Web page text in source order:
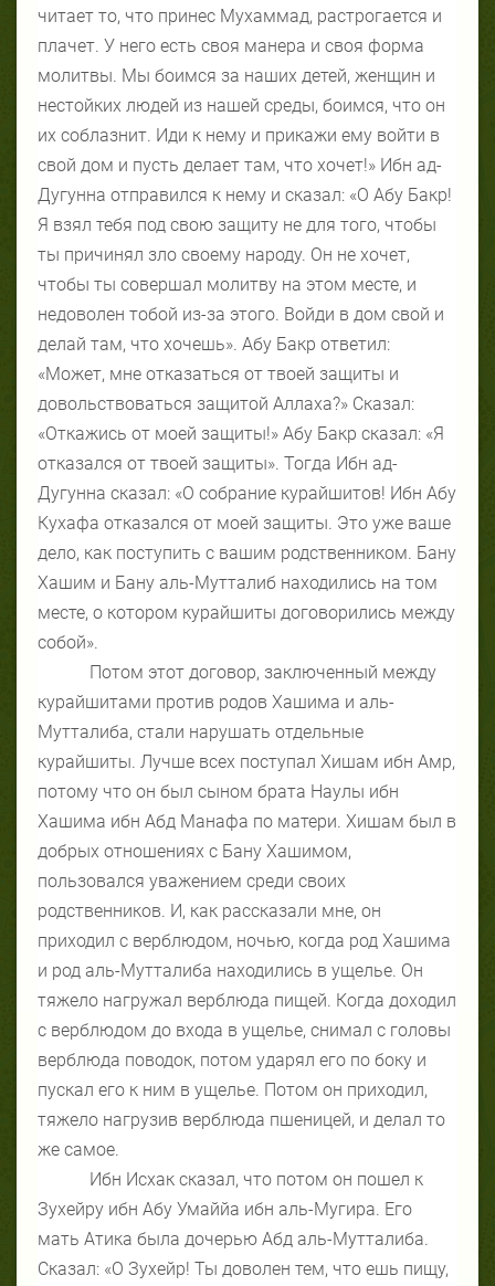
читает то, что принес Мухаммад, растрогается и
плачет. У него есть своя манера и своя форма
молитвы. Мы боимся за наших детей, женщин и
нестойких людей из нашей среды, боимся, что он
их соблазнит. Иди к нему и прикажи ему войти в
свой дом и пусть делает там, что хочет!» Ибн ад-
Дугунна отправился к нему и сказал: «О Абу Бакр!
Я взял тебя под свою защиту не для того, чтобы
ты причинял зло своему народу. Он не хочет,
чтобы ты совершал молитву на этом месте, и
недоволен тобой из-за этого. Войди в дом свой и
делай там, что хочешь». Абу Бакр ответил:
«Может, мне отказаться от твоей защиты и
довольствоваться защитой Аллаха?» Сказал:
«Откажись от моей защиты!» Абу Бакр сказал: «Я
отказался от твоей защиты». Тогда Ибн ад-
Дугунна сказал: «О собрание курайшитов! Ибн Абу
Кухафа отказался от моей защиты. Это уже ваше
дело, как поступить с вашим родственником. Бану
Хашим и Бану аль-Мутталиб находились на том
месте, о котором курайшиты договорились между
собой».
Потом этот договор, заключенный между
курайшитами против родов Хашима и аль-
Мутталиба, стали нарушать отдельные
курайшиты. Лучше всех поступал Хишам ибн Амр,
потому что он был сыном брата Наулы ибн
Хашима ибн Абд Манафа по матери. Хишам был в
добрых отношениях с Бану Хашимом,
пользовался уважением среди своих
родственников. И, как рассказали мне, он
приходил с верблюдом, ночью, когда род Хашима
и род аль-Мутталиба находились в ущелье. Он
тяжело нагружал верблюда пищей. Когда доходил
с верблюдом до входа в ущелье, снимал с головы
верблюда поводок, потом ударял его по боку и
пускал его к ним в ущелье. Потом он приходил,
тяжело нагрузив верблюда пшеницей, и делал то
же самое.
Ибн Исхак сказал, что потом он пошел к
Зухейру ибн Абу Умаййа ибн аль-Мугира. Его
мать Атика была дочерью Абд аль-Мутталиба.
Сказал: «О Зухейр! Ты доволен тем, что ешь пищу,